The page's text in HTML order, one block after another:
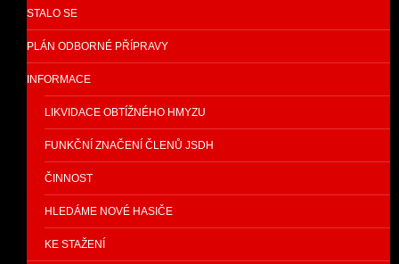
STALO SE
PLÁN ODBORNÉ PŘÍPRAVY
INFORMACE
LIKVIDACE OBTÍŽNÉHO HMYZU
FUNKČNÍ ZNAČENÍ ČLENŮ JSDH
ČINNOST
HLEDÁME NOVÉ HASIČE
KE STAŽENÍ